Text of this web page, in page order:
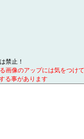
禁止！
画像のアップには気をつけ
る事があります